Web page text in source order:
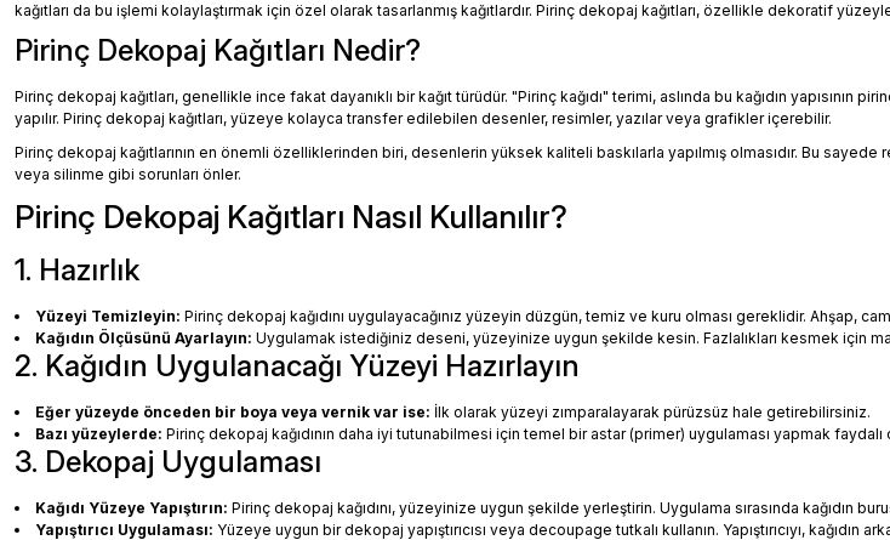
kağıtları da bu işlemi kolaylaştırmak için özel olarak tasarlanmış kağıtlardır. Pirinç dekopaj kağıtları, özellikle dekoratif
Pirinç Dekopaj Kağıtları Nedir?
Pirinç dekopaj kağıtları, genellikle ince fakat dayanıklı bir kağıt türüdür. "Pirinç kağıdı" terimi, aslında bu kağıdın yapısının
yapılır. Pirinç dekopaj kağıtları, yüzeye kolayca transfer edilebilen desenler, resimler, yazılar veya grafikler içerebilir.
Pirinç dekopaj kağıtlarının en önemli özelliklerinden biri, desenlerin yüksek kaliteli baskılarla yapılmış olmasıdır. Bu
veya silinme gibi sorunları önler.
Pirinç Dekopaj Kağıtları Nasıl Kullanılır?
1. Hazırlık
Yüzeyi Temizleyin: Pirinç dekopaj kağıdını uygulayacağınız yüzeyin düzgün, temiz ve kuru olması gereklidir. Ahşap,
Kağıdın Ölçüsünü Ayarlayın: Uygulamak istediğiniz deseni, yüzeyinize uygun şekilde kesin. Fazlalıkları kesmek için
2. Kağıdın Uygulanacağı Yüzeyi Hazırlayın
Eğer yüzeyde önceden bir boya veya vernik var ise: İlk olarak yüzeyi zımparalayarak pürüzsüz hale getirebilirsiniz.
Bazı yüzeylerde: Pirinç dekopaj kağıdının daha iyi tutunabilmesi için temel bir astar (primer) uygulaması yapmak faydalı
3. Dekopaj Uygulaması
Kağıdı Yüzeye Yapıştırın: Pirinç dekopaj kağıdını, yüzeyinize uygun şekilde yerleştirin. Uygulama sırasında kağıdın
Yapıştırıcı Uygulaması: Yüzeye uygun bir dekopaj yapıştırıcısı veya decoupage tutkalı kullanın. Yapıştırıcıyı,